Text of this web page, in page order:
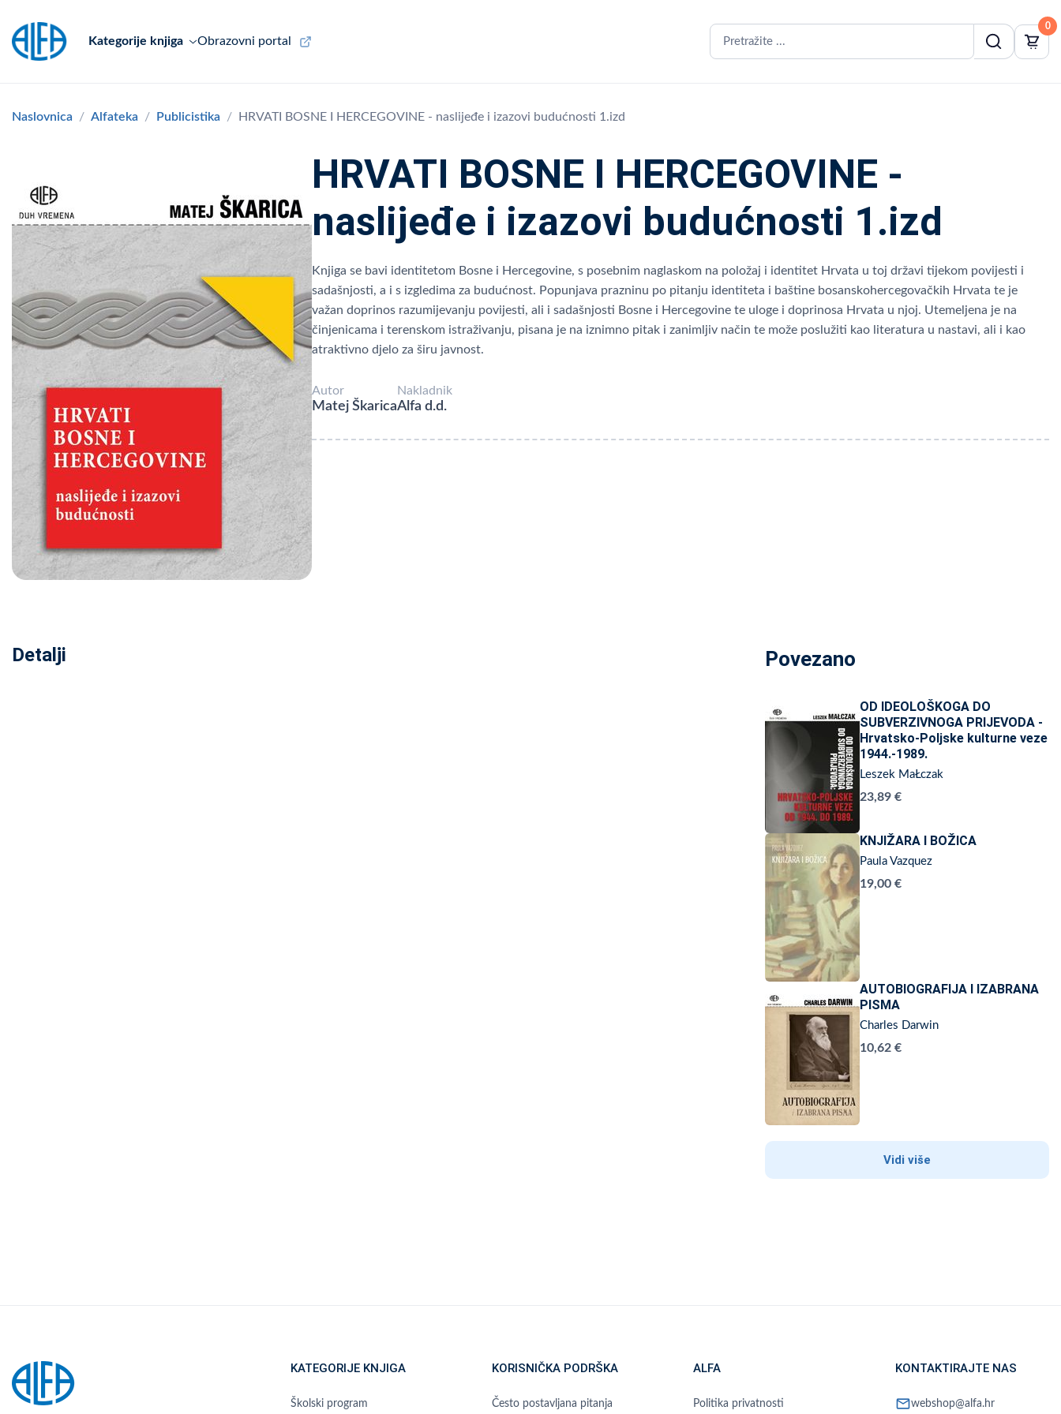
Kategorije knjiga Obrazovni portal
0
Naslovnica Alfateka Publicistika HRVATI BOSNE I HERCEGOVINE - naslijeđe i izazovi budućnosti 1.izd
HRVATI BOSNE I HERCEGOVINE -
naslijeđe i izazovi budućnosti 1.izd
Knjiga se bavi identitetom Bosne i Hercegovine, s posebnim naglaskom na položaj i identitet Hrvata u toj državi tijekom povijesti i
sadašnjosti, a i s izgledima za budućnost. Popunjava prazninu po pitanju identiteta i baštine bosanskohercegovačkih Hrvata te je
važan doprinos razumijevanju povijesti, ali i sadašnjosti Bosne i Hercegovine te uloge i doprinosa Hrvata u njoj. Utemeljena je na
činjenicama i terenskom istraživanju, pisana je na iznimno pitak i zanimljiv način te može poslužiti kao literatura u nastavi, ali i kao
atraktivno djelo za širu javnost.
Autor
Matej Škarica
Nakladnik
Alfa d.d.
Detalji Povezano
OD IDEOLOŠKOGA DO
SUBVERZIVNOGA PRIJEVODA -
Hrvatsko-Poljske kulturne veze
1944.-1989.
Leszek MaŁczak
23,89 €
KNJIŽARA I BOŽICA
Paula Vazquez
19,00 €
AUTOBIOGRAFIJA I IZABRANA
PISMA
Charles Darwin
10,62 €
Vidi više
KATEGORIJE KNJIGA
Školski program
KORISNIČKA PODRŠKA
Često postavljana pitanja
ALFA
Politika privatnosti
KONTAKTIRAJTE NAS
mailwebshop@alfa.hr